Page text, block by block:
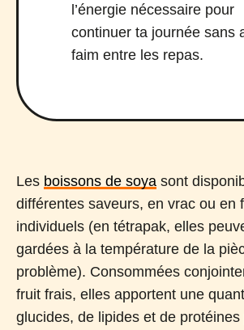
l’énergie nécessaire pour
continuer ta journée sans
faim entre les repas.
Les boissons de soya sont
différentes saveurs, en vrac ou en
individuels (en tétrapak, elles
gardées à la température de la
problème). Consommées
fruit frais, elles apportent une
glucides, de lipides et de protéines